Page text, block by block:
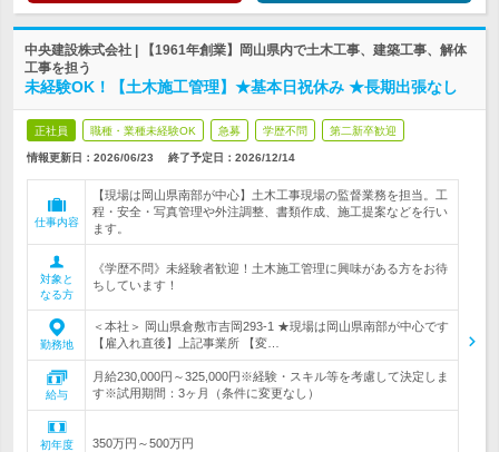
中央建設株式会社 | 【1961年創業】岡山県内で土木工事、建築工事、解体
工事を担う
未経験OK！【土木施工管理】★基本日祝休み ★長期出張なし
正社員 職種・業種未経験OK 急募 学歴不問 第二新卒歓迎
情報更新日：2026/06/23 終了予定日： 2026/12/14
仕事内容
【現場は岡山県南部が中心】土木工事現場の監督業務を担当。工
程・安全・写真管理や外注調整、書類作成、施工提案などを行い
ます。
対象と
なる方
《学歴不問》未経験者歓迎！土木施工管理に興味がある方をお待
ちしています！
勤務地
＜本社＞ 岡山県倉敷市吉岡293-1 ★現場は岡山県南部が中心です
【雇入れ直後】上記事業所 【変…
給与
月給230,000円～325,000円※経験・スキル等を考慮して決定しま
す※試用期間：3ヶ月（条件に変更なし）
初年度
350万円～500万円